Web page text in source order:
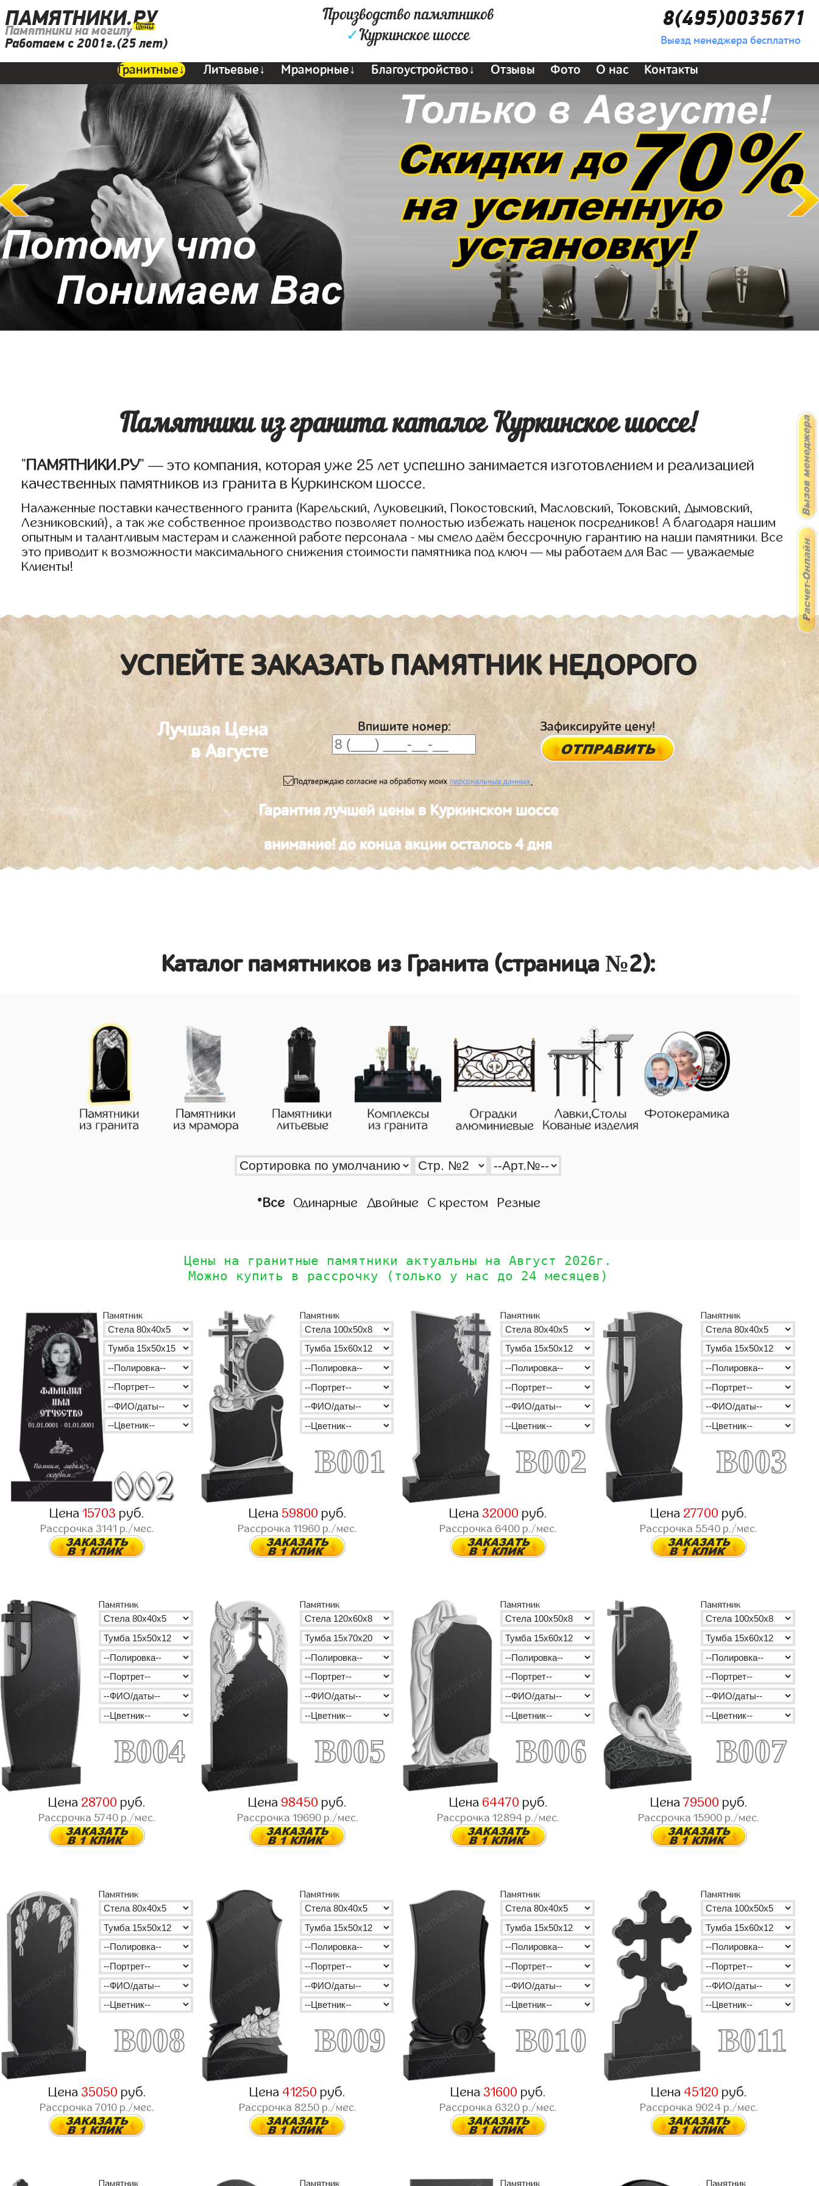
ПАМЯТНИКИ.РУ
Памятники на могилу
Работаем с 2001г.(25 лет)
Производство памятников
✓Куркинское шоссе
8(495)0035671
Выезд менеджера бесплатно
Гранитные↓ Литьевые↓ Мраморные↓ Благоустройство↓ Отзывы Фото О нас Контакты
Памятники из гранита каталог Куркинское шоссе!
"ПАМЯТНИКИ.РУ" — это компания, которая уже 25 лет успешно занимается изготовлением и реализацией
качественных памятников из гранита в Куркинском шоссе.
Налаженные поставки качественного гранита (Карельский, Луковецкий, Покостовский, Масловский, Токовский, Дымовский,
Лезниковский), а так же собственное производство позволяет полностью избежать наценок посредников! А благодаря нашим
опытным и талантливым мастерам и слаженной работе персонала - мы смело даём бессрочную гарантию на наши памятники. Все
это приводит к возможности максимального снижения стоимости памятника под ключ — мы работаем для Вас — уважаемые
Клиенты!
УСПЕЙТЕ ЗАКАЗАТЬ ПАМЯТНИК НЕДОРОГО
Лучшая Цена
в Августе
Впишите номер: Зафиксируйте цену!
.
Гарантия лучшей цены в Куркинском шоссе
внимание! до конца акции осталось 4 дня
Каталог памятников из Гранита (страница №2):
•Все Одинарные Двойные С крестом Резные
Цены на гранитные памятники актуальны на Август 2026г.
Можно купить в рассрочку (только у нас до 24 месяцев)
Памятник
Цена15703 руб.
Рассрочка 3141 р./мес.
B001
Памятник
Цена 59800 руб.
Рассрочка11960 р./мес.
B002
Памятник
Цена 32000 руб.
Рассрочка 6400 р./мес.
B003
Памятник
Цена 27700 руб.
Рассрочка 5540 р./мес.
B004
Памятник
Цена 28700 руб.
Рассрочка 5740 р./мес.
B005
Памятник
Цена 98450 руб.
Рассрочка 19690р./мес.
B006
Памятник
Цена 64470 руб.
Рассрочка12894 р./мес.
B007
Памятник
Цена 79500 руб.
Рассрочка15900 р./мес.
B008
Памятник
Цена 35050 руб.
Рассрочка7010 р./мес.
B009
Памятник
Цена 41250 руб.
Рассрочка 8250р./мес.
B010
Памятник
Цена 31600 руб.
Рассрочка 6320 р./мес.
B011
Памятник
Цена 45120 руб.
Рассрочка 9024р./мес.
Памятник Памятник Памятник Памятник